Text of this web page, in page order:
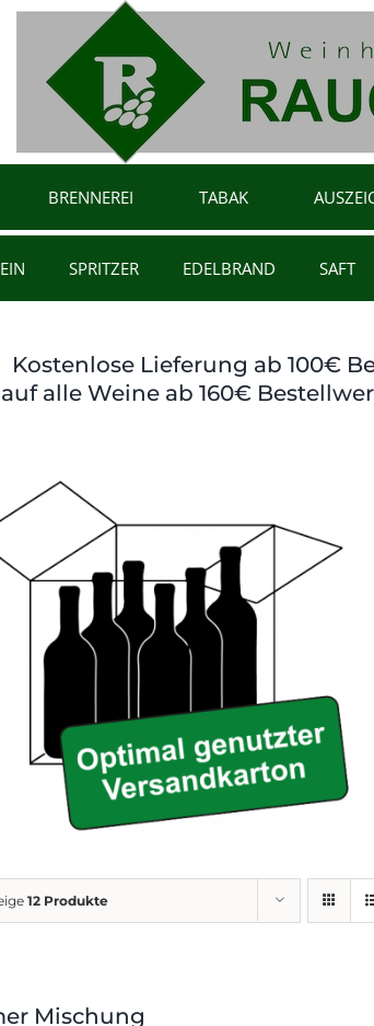
BRENNEREI TABAK
SPRITZER EDELBRAND SAFT
Kostenlose Lieferung ab 100€
alle Weine ab 160€
12 Produkte
Mischung